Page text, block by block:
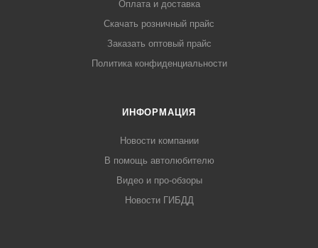
Оплата и доставка
Скачать розничный прайс
Заказать оптовый прайс
Политика конфиденциальности
ИНФОРМАЦИЯ
Новости компании
В помощь автолюбителю
Видео и про-обзоры
Новости ГИБДД